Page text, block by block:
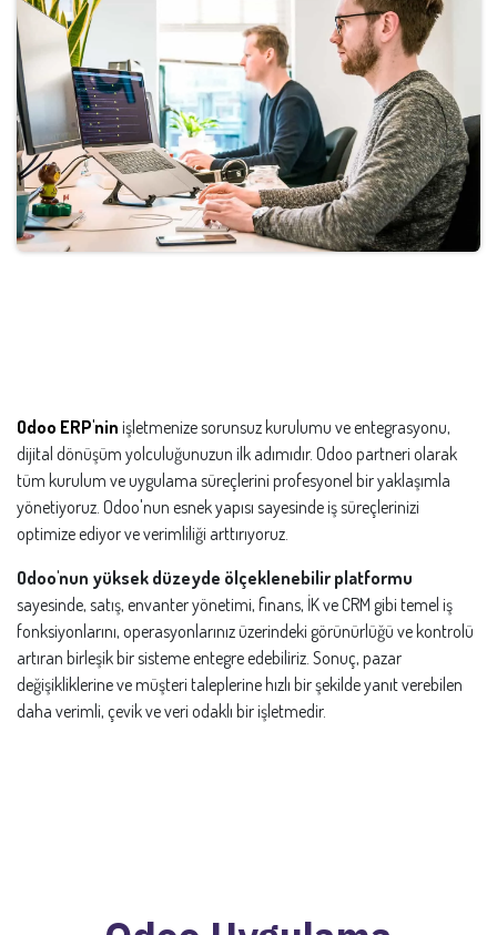
Odoo ERP'nin işletmenize sorunsuz kurulumu ve entegrasyonu,
dijital dönüşüm yolculuğunuzun ilk adımıdır. Odoo partneri olarak
tüm kurulum ve uygulama süreçlerini profesyonel bir yaklaşımla
yönetiyoruz. Odoo'nun esnek yapısı sayesinde iş süreçlerinizi
optimize ediyor ve verimliliği arttırıyoruz.
Odoo'nun yüksek düzeyde ölçeklenebilir platformu
sayesinde, satış, envanter yönetimi, finans, İK ve CRM gibi temel iş
fonksiyonlarını, operasyonlarınız üzerindeki görünürlüğü ve kontrolü
artıran birleşik bir sisteme entegre edebiliriz. Sonuç, pazar
değişikliklerine ve müşteri taleplerine hızlı bir şekilde yanıt verebilen
daha verimli, çevik ve veri odaklı bir işletmedir.